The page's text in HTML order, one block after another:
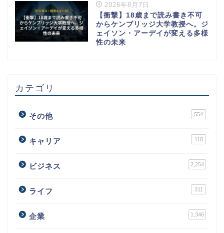
2026年8月7日
【衝撃】18歳まで読み書き不可
からケンブリッジ大学教授へ。ジ
ェイソン・アーデイが変える多様
性の未来
カテゴリ
その他 554
キャリア 118
ビジネス 2,254
ライフ 311
企業 1,346